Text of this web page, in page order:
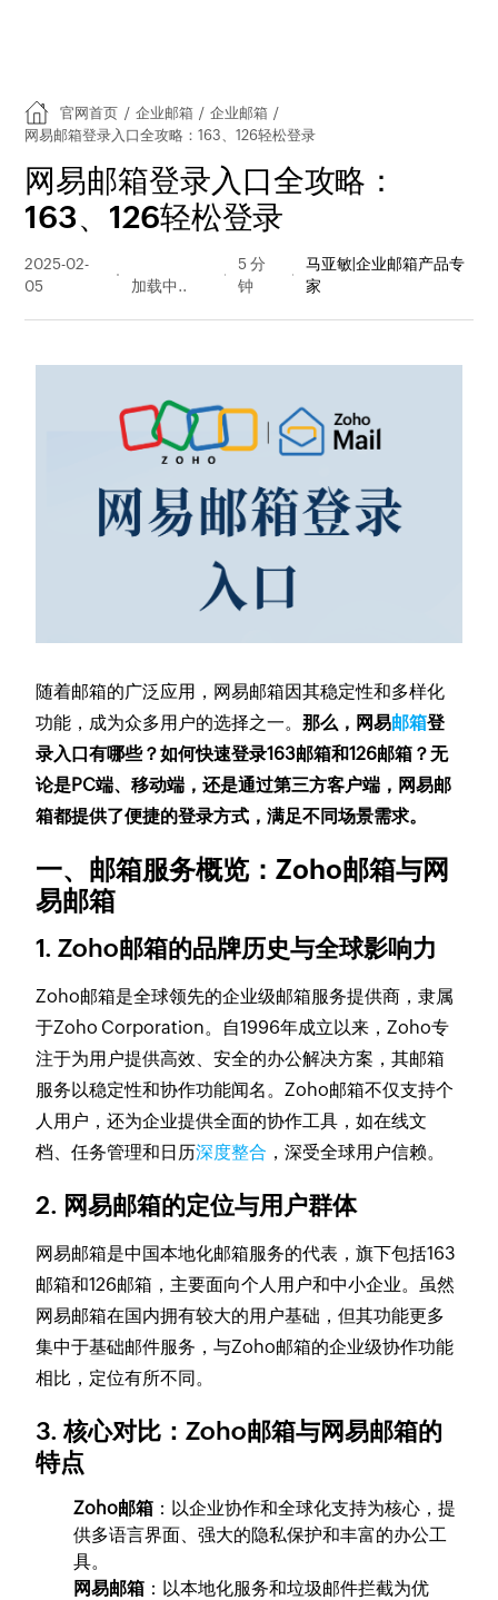
官网首页 / 企业邮箱 / 企业邮箱 /
网易邮箱登录入口全攻略：163、126轻松登录
网易邮箱登录入口全攻略：
163、126轻松登录
2025-02-
05
量
5 分
钟
马亚敏|企业邮箱产品专
家
随着邮箱的广泛应用，网易邮箱因其稳定性和多样化
功能，成为众多用户的选择之一。那么，网易邮箱登
录入口有哪些？如何快速登录163邮箱和126邮箱？无
论是PC端、移动端，还是通过第三方客户端，网易邮
箱都提供了便捷的登录方式，满足不同场景需求。
一、邮箱服务概览：Zoho邮箱与网
易邮箱
1. Zoho邮箱的品牌历史与全球影响力
Zoho邮箱是全球领先的企业级邮箱服务提供商，隶属
于Zoho Corporation。自1996年成立以来，Zoho专
注于为用户提供高效、安全的办公解决方案，其邮箱
服务以稳定性和协作功能闻名。Zoho邮箱不仅支持个
人用户，还为企业提供全面的协作工具，如在线文
档、任务管理和日历深度整合 ，深受全球用户信赖。
2. 网易邮箱的定位与用户群体
网易邮箱是中国本地化邮箱服务的代表，旗下包括163
邮箱和126邮箱，主要面向个人用户和中小企业。虽然
网易邮箱在国内拥有较大的用户基础，但其功能更多
集中于基础邮件服务，与Zoho邮箱的企业级协作功能
相比，定位有所不同。
3. 核心对比：Zoho邮箱与网易邮箱的
特点
Zoho邮箱 ：以企业协作和全球化支持为核心，提
供多语言界面、强大的隐私保护和丰富的办公工
具。
网易邮箱 ：以本地化服务和垃圾邮件拦截为优